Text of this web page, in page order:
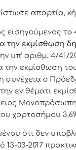
απαρτία,
εισηγούμενος το
την εκμίσθωση
υπ’ αριθμ. 4/41/
την εκμίσθωση
συνέχεια ο
εν θέματι
Μονοπρόσωπη
χαρτοσήμου
ότι δεν
13-03-2017